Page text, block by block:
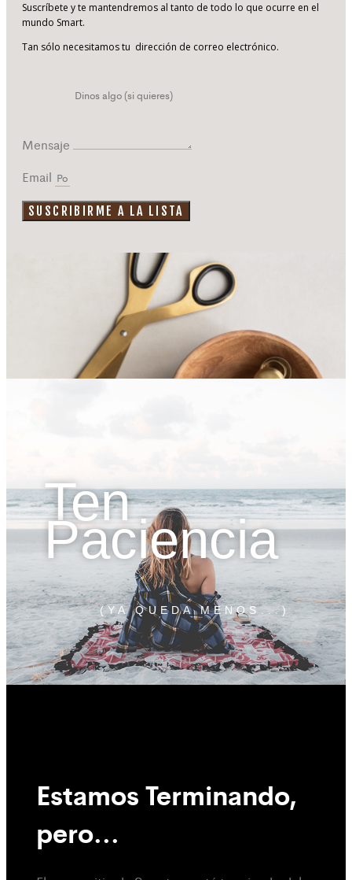
Suscríbete y te mantendremos al tanto de todo lo que ocurre en el
mundo Smart.
Tan sólo necesitamos tu dirección de correo electrónico.
Mensaje
Email
SUSCRIBIRME A LA LISTA
Ten
Paciencia
(YA QUEDA MENOS...)
Estamos Terminando,
pero...